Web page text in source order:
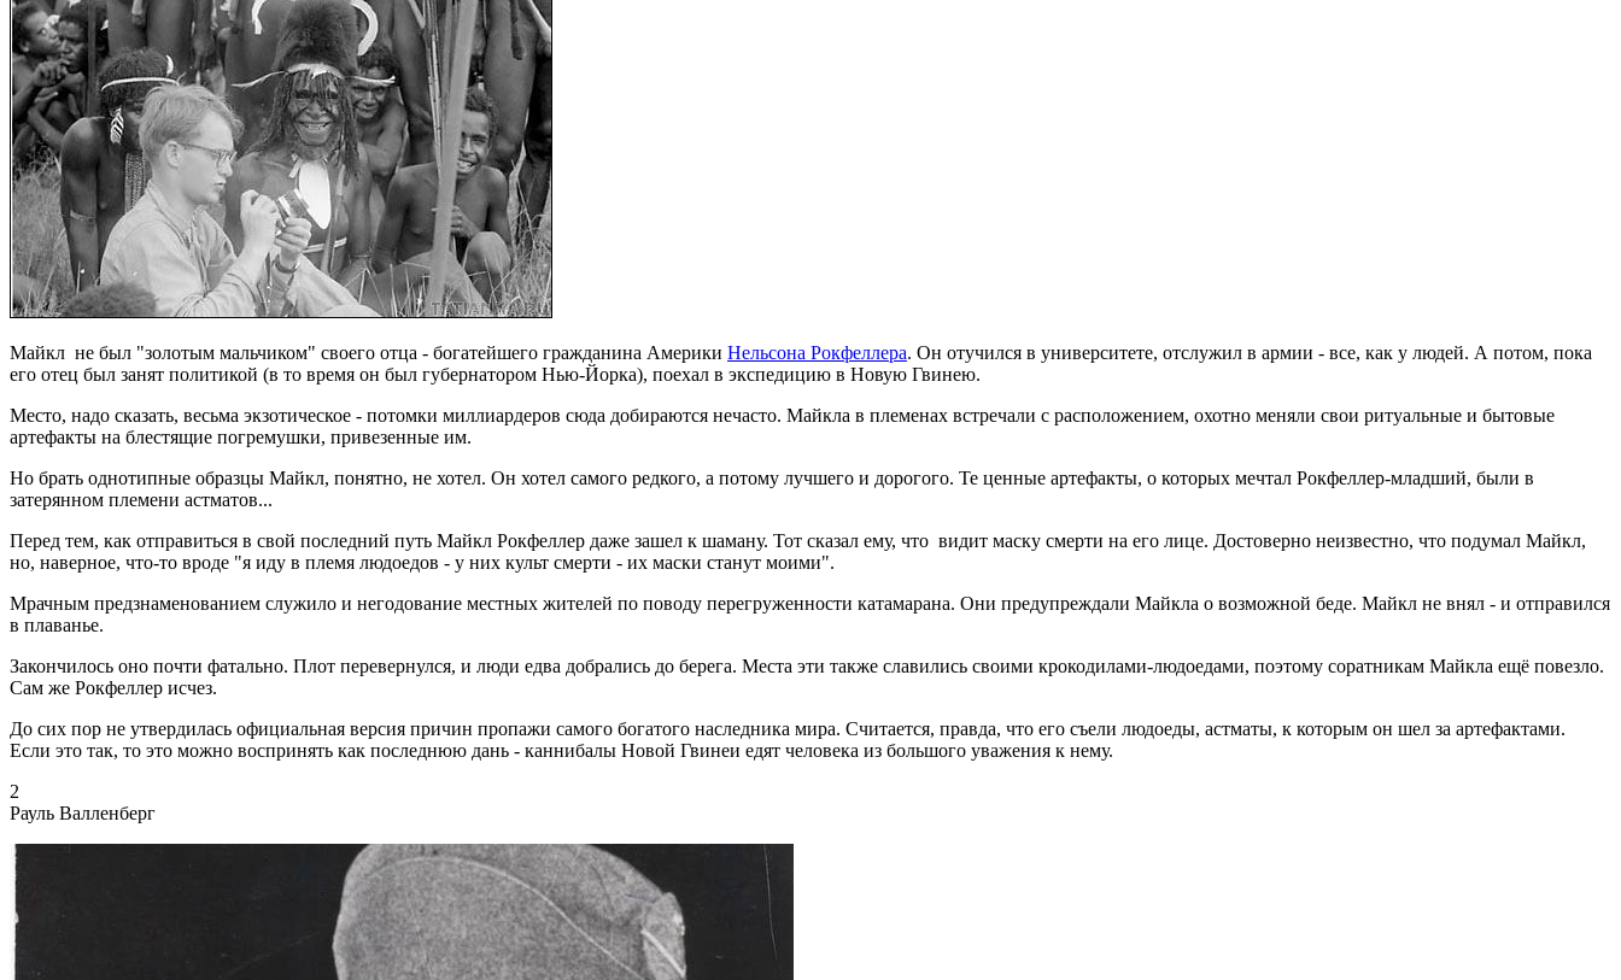
Майкл не был "золотым мальчиком" своего отца - богатейшего гражданина Америки Нельсона Рокфеллера. Он отучился в университете, отслужил в армии - все, как у людей. А потом, пока
его отец был занят политикой (в то время он был губернатором Нью-Йорка), поехал в экспедицию в Новую Гвинею.
Место, надо сказать, весьма экзотическое - потомки миллиардеров сюда добираются нечасто. Майкла в племенах встречали с расположением, охотно меняли свои ритуальные и бытовые
артефакты на блестящие погремушки, привезенные им.
Но брать однотипные образцы Майкл, понятно, не хотел. Он хотел самого редкого, а потому лучшего и дорогого. Те ценные артефакты, о которых мечтал Рокфеллер-младший, были в
затерянном племени астматов...
Перед тем, как отправиться в свой последний путь Майкл Рокфеллер даже зашел к шаману. Тот сказал ему, что видит маску смерти на его лице. Достоверно неизвестно, что подумал Майкл,
но, наверное, что-то вроде "я иду в племя людоедов - у них культ смерти - их маски станут моими".
Мрачным предзнаменованием служило и негодование местных жителей по поводу перегруженности катамарана. Они предупреждали Майкла о возможной беде. Майкл не внял - и отправился
в плаванье.
Закончилось оно почти фатально. Плот перевернулся, и люди едва добрались до берега. Места эти также славились своими крокодилами-людоедами, поэтому соратникам Майкла ещё повезло.
Сам же Рокфеллер исчез.
До сих пор не утвердилась официальная версия причин пропажи самого богатого наследника мира. Считается, правда, что его съели людоеды, астматы, к которым он шел за артефактами.
Если это так, то это можно воспринять как последнюю дань - каннибалы Новой Гвинеи едят человека из большого уважения к нему.
2
Рауль Валленберг